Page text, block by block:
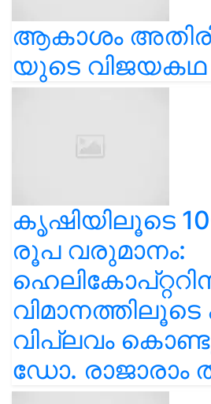
ആകാശം
യുടെ വിജയകഥ
കൃഷിയിലൂടെ
രൂപ വരുമാനം:
വിപ്ലവം
ഡോ. രാജാരാം